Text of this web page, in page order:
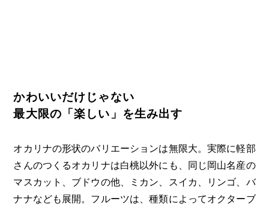
かわいいだけじゃない
最大限の「楽しい」を生み出す
オカリナの形状のバリエーションは無限大。実際に軽部
さんのつくるオカリナは白桃以外にも、同じ岡山名産の
マスカット、ブドウの他、ミカン、スイカ、リンゴ、バ
ナナなども展開。フルーツは、種類によってオクターブ